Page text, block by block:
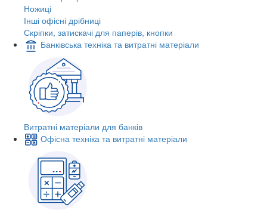
Ножиці
Інші офісні дрібниці
Скріпки, затискачі для паперів, кнопки
Банківська техніка та витратні матеріали
Витратні матеріали для банків
Офісна техніка та витратні матеріали